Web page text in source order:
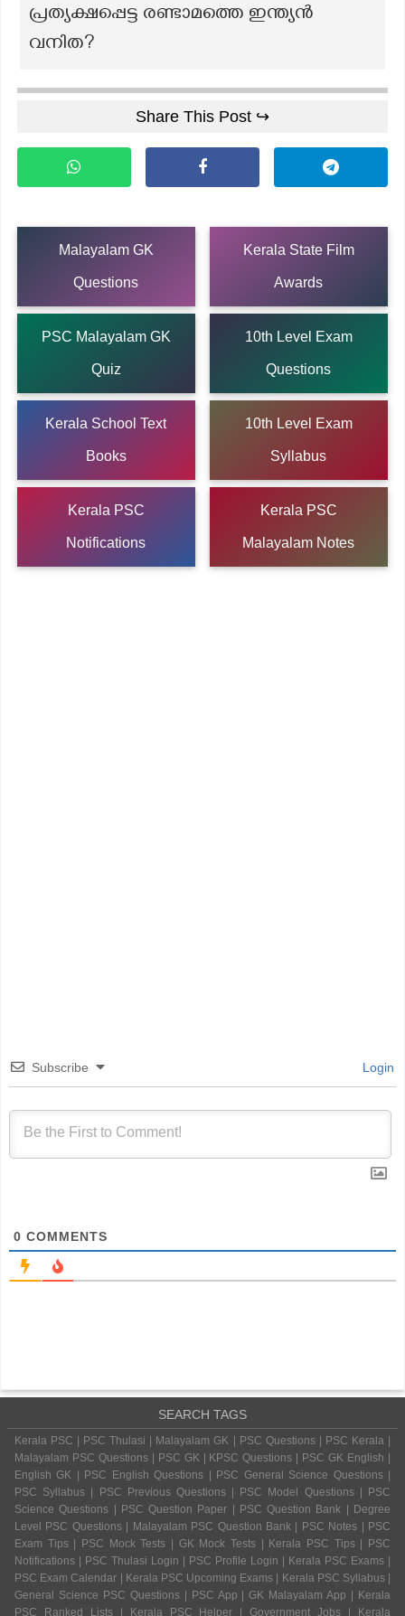
പ്രത്യക്ഷപ്പെട്ട രണ്ടാമത്തെ ഇന്ത്യൻ
വനിത?
Share This Post ↪
Malayalam GK
Questions
Kerala State Film
Awards
PSC Malayalam GK
Quiz
10th Level Exam
Questions
Kerala School Text
Books
10th Level Exam
Syllabus
Kerala PSC
Notifications
Kerala PSC
Malayalam Notes
Subscribe Login
0 COMMENTS
SEARCH TAGS
Kerala PSC | PSC Thulasi | Malayalam GK | PSC Questions | PSC Kerala |
Malayalam PSC Questions | PSC GK | KPSC Questions | PSC GK English |
English GK | PSC English Questions | PSC General Science Questions |
PSC Syllabus | PSC Previous Questions | PSC Model Questions | PSC
Science Questions | PSC Question Paper | PSC Question Bank | Degree
Level PSC Questions | Malayalam PSC Question Bank | PSC Notes | PSC
Exam Tips | PSC Mock Tests | GK Mock Tests | Kerala PSC Tips | PSC
Notifications | PSC Thulasi Login | PSC Profile Login | Kerala PSC Exams |
PSC Exam Calendar | Kerala PSC Upcoming Exams | Kerala PSC Syllabus |
General Science PSC Questions | PSC App | GK Malayalam App | Kerala
PSC Ranked Lists | Kerala PSC Helper | Government Jobs | Kerala